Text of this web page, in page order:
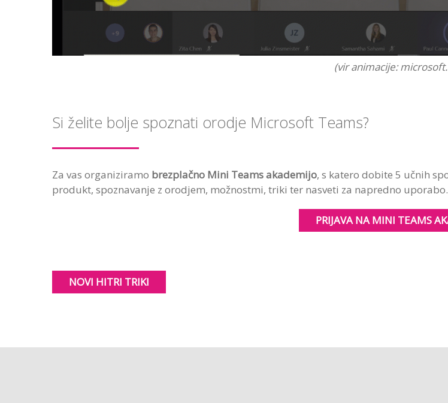
(vir animacije:
Si želite bolje spoznati orodje Microsoft Teams?
Za vas organiziramo brezplačno Mini Teams akademijo, s katero dobite 5 učnih
produkt, spoznavanje z orodjem, možnostmi, triki ter nasveti za napredno uporabo.
PRIJAVA NA MINI TEAMS
NOVI HITRI TRIKI